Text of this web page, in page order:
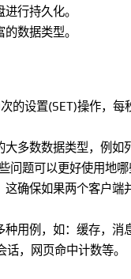
行持久化。
数据类型。
的设置(SET)操作，
多数数据类型，例
题可以更好使用地哪
确保如果两个客户端
用例，如：缓存，消
，网页命中计数等。